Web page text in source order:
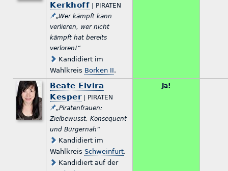
Kerkhoff | PIRATEN
„Wer kämpft kann
verlieren, wer nicht
kämpft hat bereits
verloren!“
Kandidiert im
Wahlkreis Borken II.
Beate Elvira
Kesper| PIRATEN
„Piratenfrauen:
Zielbewusst, Konsequent
und Bürgernah“
Kandidiert im
WahlkreisSchweinfurt.
Kandidiert auf der
Ja!